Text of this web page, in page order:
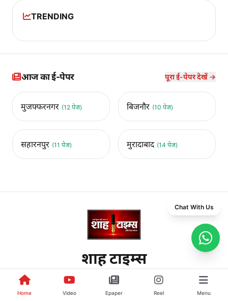
TRENDING
आज का ई-पेपर पूरा ई-पेपर देखें →
मुजफ्फरनगर (12 पेज) बिजनौर (10 पेज)
सहारनपुर (11 पेज) मुरादाबाद (14 पेज)
शाह टाइम्स
खबरें छुपाता नहीं, छापता है।
Home Video Epaper Reel Menu
Chat With Us